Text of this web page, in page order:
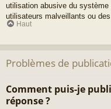
utilisation abusive du système
utilisateurs malveillants ou des
Haut
Problèmes de
Comment puis-je
réponse ?